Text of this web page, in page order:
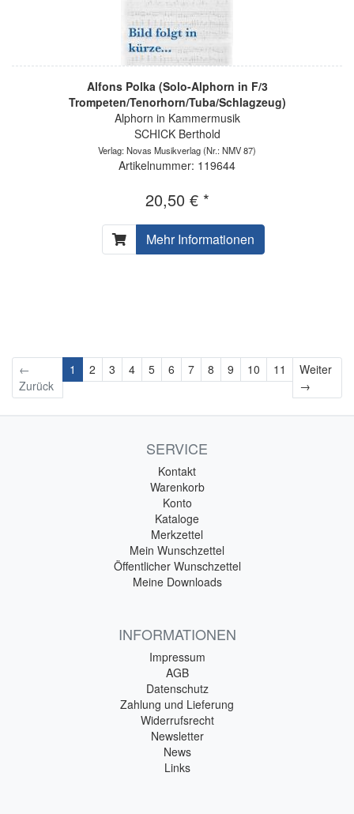
Alfons Polka (Solo-Alphorn in F/3
Trompeten/Tenorhorn/Tuba/Schlagzeug)
Alphorn in Kammermusik
SCHICK Berthold
Verlag: Novas Musikverlag(Nr.: NMV 87)
Artikelnummer: 119644
20,50 € *
Mehr Informationen
←
Zurück
1 2 3 4 5 6 7 8 9 10 11
Weiter
→
SERVICE
Kontakt
Warenkorb
Konto
Kataloge
Merkzettel
Mein Wunschzettel
Öffentlicher Wunschzettel
Meine Downloads
INFORMATIONEN
Impressum
AGB
Datenschutz
Zahlung und Lieferung
Widerrufsrecht
Newsletter
News
Links